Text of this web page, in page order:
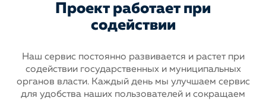
Проект работает при
содействии
Наш сервис постоянно развивается и растет при
содействии государственныхи муниципальных
органов власти. Каждый день мы улучшаем сервис
для удобства наших пользователей и сокращаем